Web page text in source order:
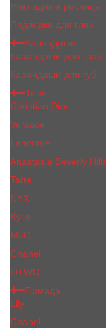
Накладные ресницы
Подводка для глаз
Карандаши
Карандаши для глаз
Карандаши для губ
Тени
Christian Dior
Versace
Lancome
Anastasia Beverly
Tarte
NYX
Kylie
MaC
Сhanеl
OTWO
Помада
Lily
Chanel